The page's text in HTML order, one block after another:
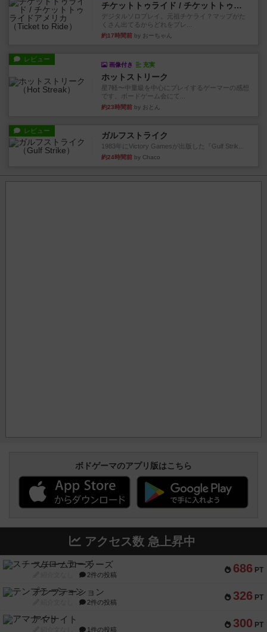
チケットトゥライド / チケットトゥライドアメリカ
デジタルソロプレイ。元祖チケライ？マップがた
くさん出てるからどれをプレ...
約17時間前 by おーちゃん
レビュー
画像付き 充実
ホットストリーク
星7軽〜中量級を中心にプレイするゲーマーの感想
です。ボードゲーム会にて...
約23時間前 by おとん
レビュー ガルフストライク
1983年にVictory Gamesが出版した『Gulf Strik...
約24時間前 by Chaco
ボドゲーマのアプリ版はこちら
アクセス数 急上昇中
686 PT
スチームローラーズ
2件の投稿
326 PT
テンプテーション
2件の投稿
300 PT
アマナイト
1件の投稿